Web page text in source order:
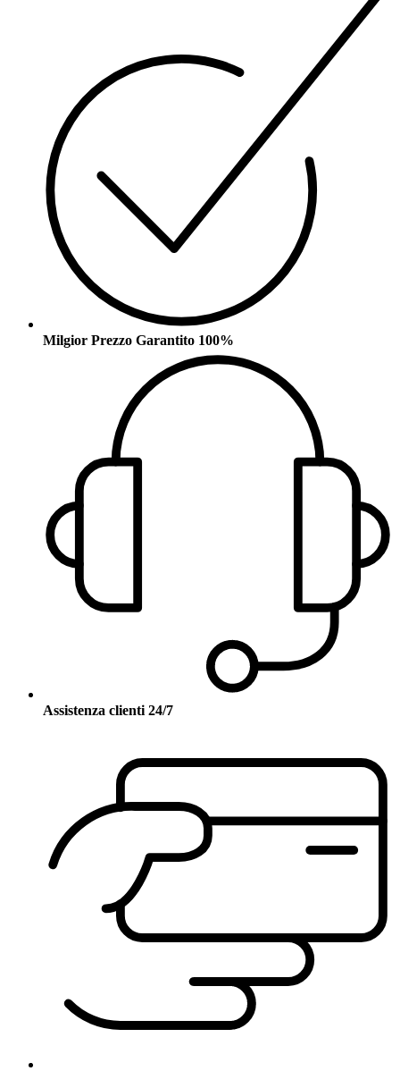
Milgior Prezzo Garantito 100%
Assistenza clienti 24/7